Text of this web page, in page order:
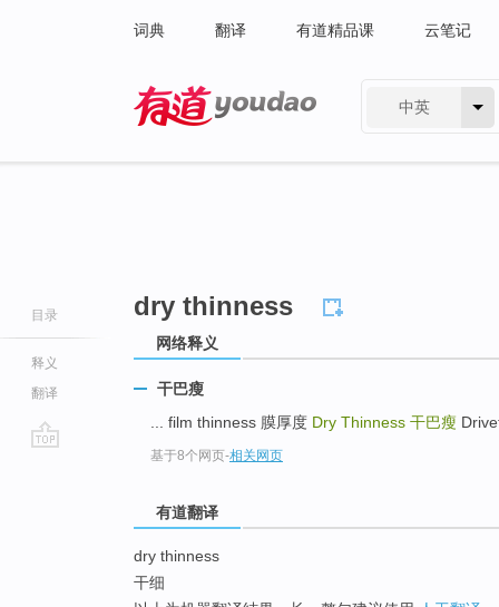
词典 翻译 有道精品课 云笔记
中英
目录
释义
翻译
dry thinness
网络释义
干巴瘦
... film thinness 膜厚度 Dry Thinness 干巴瘦
基于8个网页-相关网页
有道翻译
dry thinness
干细